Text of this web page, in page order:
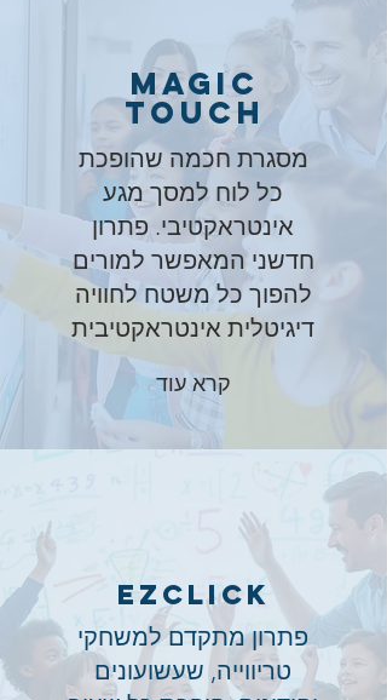
MAGIC
TOUCH
מסגרת חכמה שהופכת
כל לוח למסך מגע
אינטראקטיבי. פתרון
חדשני המאפשר למורים
להפוך כל משטח לחוויה
דיגיטלית אינטראקטיבית
קרא עוד
EZclick
פתרון מתקדם למשחקי
טריווייה, שעשועונים